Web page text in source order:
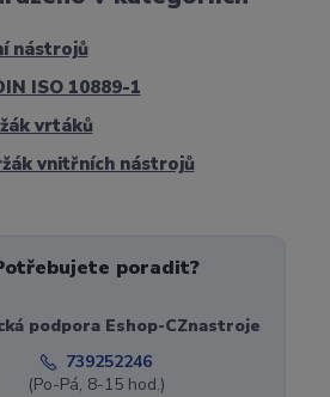
nástrojů
ISO 10889-1
vrtáků
vnitřních nástrojů
poradit?
podpora Eshop-CZnastroje
739252246
(Po-Pá, 8-15 hod.)